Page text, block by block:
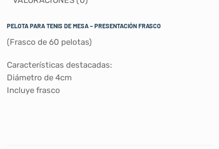
PELOTA PARA TENIS DE MESA – PRESENTACIÓN FRASCO
(Frasco de 60 pelotas)
Características destacadas:
Diámetro de 4cm
Incluye frasco